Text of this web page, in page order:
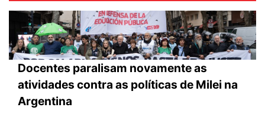
Docentes paralisam novamente as
atividades contra as políticas de Milei na
Argentina